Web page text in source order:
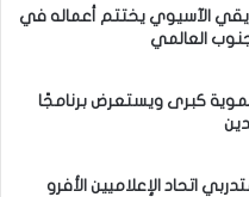
الآسيوي يختتم أعماله في
العالمي
كبرى ويستعرض برنامجًا
اتحاد الإعلاميين الأفرو